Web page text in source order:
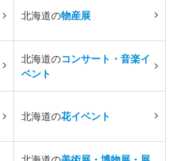
北海道の物産展
北海道のコンサート・音楽イ
ベント
北海道の花イベント